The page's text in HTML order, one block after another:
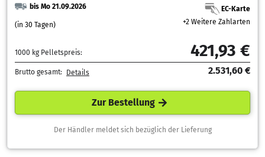
bis Mo 21.09.2026
(in 30 Tagen)
EC-Karte
+2 Weitere Zahlarten
1000 kg Pelletspreis: 421,93 €
Brutto gesamt: Details 2.531,60 €
Zur Bestellung
Der Händler meldet sich bezüglich der Lieferung